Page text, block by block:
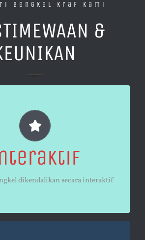
Bengkel Kraf Kami
&
dikendalikan secara interaktif
Interaktif
lebih seronok, pemahaman lebih
dan penguasaan lebih pantas.